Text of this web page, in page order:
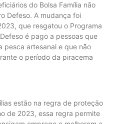
do Bolsa Família não
Defeso. A mudança foi
que resgatou o Programa
é pago a pessoas que
pesca artesanal e que não
o período da piracema
estão na regra de proteção
de 2023, essa regra permite